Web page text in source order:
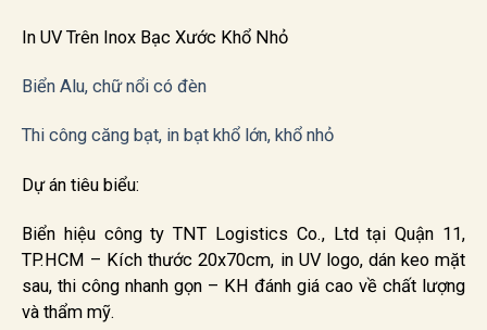
In UV Trên Inox Bạc Xước Khổ Nhỏ
Biển Alu, chữ nổi có đèn
Thi công căng bạt, in bạt khổ lớn, khổ nhỏ
Dự án tiêu biểu:
Biển hiệu công ty TNT Logistics Co., Ltd tại Quận 11,
TP.HCM – Kích thước 20x70cm, in UV logo, dán keo mặt
sau, thi công nhanh gọn – KH đánh giá cao về chất lượng
và thẩm mỹ.